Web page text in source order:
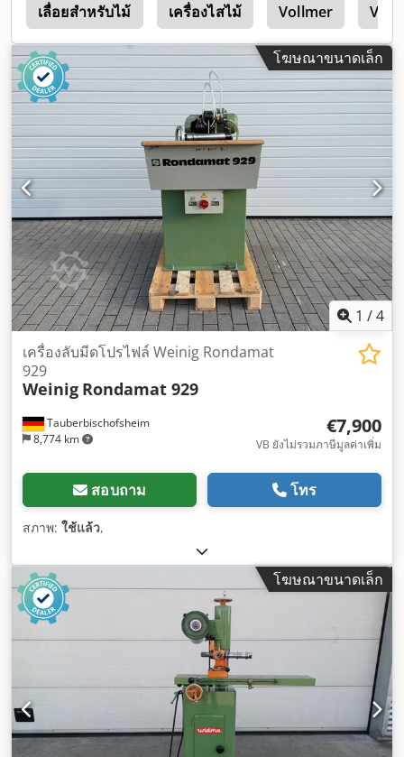
เลื่อยสำหรับไม้ เครื่องไสไม้ Vollmer
โฆษณาขนาดเล็ก
1 /4
Tauberbischofsheim
8,774 km
เครื่องลับมีดโปรไฟล์ Weinig Rondamat
929
Weinig Rondamat 929
€7,900
VB ยังไม่รวมภาษีมูลค่าเพิ่ม
สอบถาม โทร
สภาพ: ใช้แล้ว,
โฆษณาขนาดเล็ก